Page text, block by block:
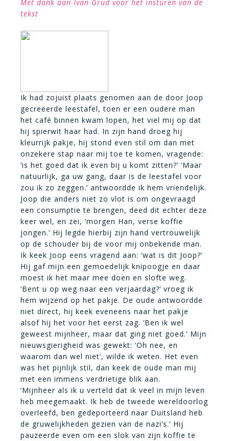
Met dank aan Ivan Grud voor het insturen van de
tekst
Ik had zojuist plaats genomen aan de door Joop
gecreëerde leestafel, toen er een oudere man
het café binnen kwam lopen, het viel mij op dat
hij spierwit haar had. In zijn hand droeg hij
kleurrijk pakje, hij stond even stil om dan met
onzekere stap naar mij toe te komen, vragende:
‘is het goed dat ik even bij u komt zitten?’ ‘Maar
natuurlijk, ga uw gang, daar is de leestafel voor
zou ik zo zeggen.’ antwoordde ik hem vriendelijk.
Joop die anders niet zo vlot is om ongevraagd
een consumptie te brengen, deed dit echter deze
keer wel, en zei, ‘morgen Han, verse koffie
jongen.’ Hij legde hierbij zijn hand vertrouwelijk
op de schouder bij de voor mij onbekende man.
Ik keek Joop eens vragend aan: ‘wat is dit Joop?’
Hij gaf mijn een gemoedelijk knipoogje en daar
moest ik het maar mee doen en slofte weg.
‘Bent u op weg naar een verjaardag?’ vroeg ik
hem wijzend op het pakje. De oude antwoordde
niet direct, hij keek eveneens naar het pakje
alsof hij het voor het eerst zag. ‘Ben ik wel
geweest mijnheer, maar dat ging niet goed.’ Mijn
nieuwsgierigheid was gewekt: ‘Oh nee, en
waarom dan wel niet’, wilde ik weten. Het even
was het pijnlijk stil, dan keek de oude man mij
met een immens verdrietige blik aan.
‘Mijnheer als ik u verteld dat ik veel in mijn leven
heb meegemaakt. Ik heb de tweede wereldoorlog
overleefd, ben gedeporteerd naar Duitsland heb
de gruwelijkheden gezien van de nazi’s.’ Hij
pauzeerde even om een slok van zijn koffie te